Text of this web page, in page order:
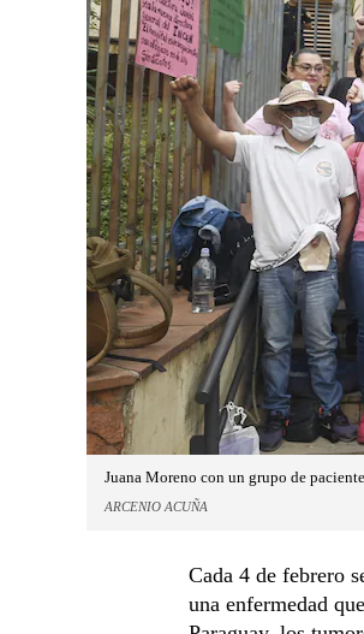
Juana Moreno con un grupo de
ARCENIO ACUÑA
Cada 4 de febrero
una enfermedad